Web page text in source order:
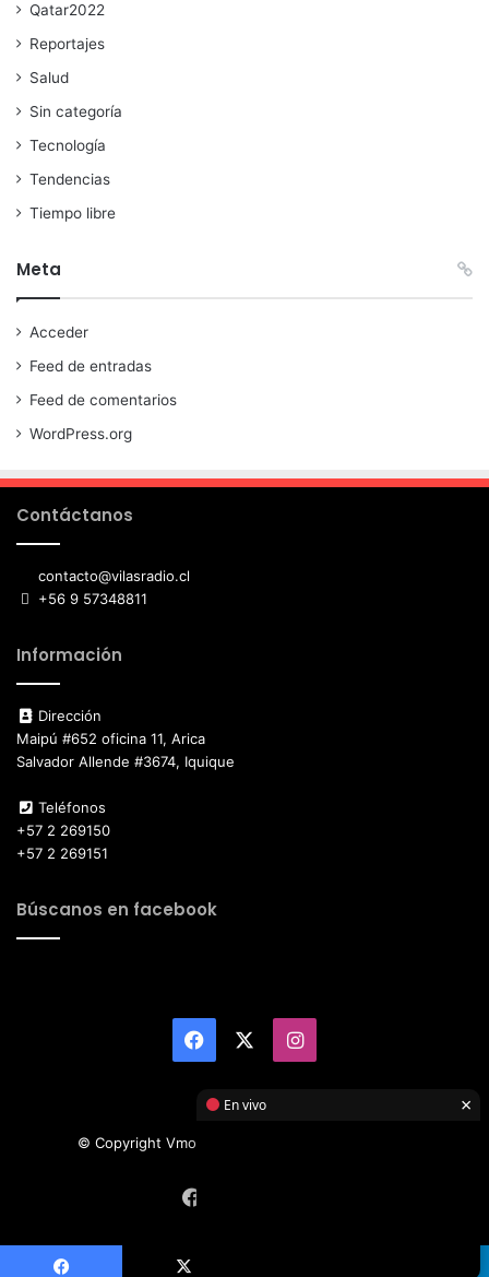
Qatar2022
Reportajes
Salud
Sin categoría
Tecnología
Tendencias
Tiempo libre
Meta
Acceder
Feed de entradas
Feed de comentarios
WordPress.org
Contáctanos
contacto@vilasradio.cl
+56 9 57348811
Información
Dirección
Maipú #652 oficina 11, Arica
Salvador Allende #3674, Iquique
Teléfonos
+57 2 269150
+57 2 269151
Búscanos en facebook
Facebook Instagram
© Copyright Vmotor TI 2026, All Rights Reserved
En vivo ×